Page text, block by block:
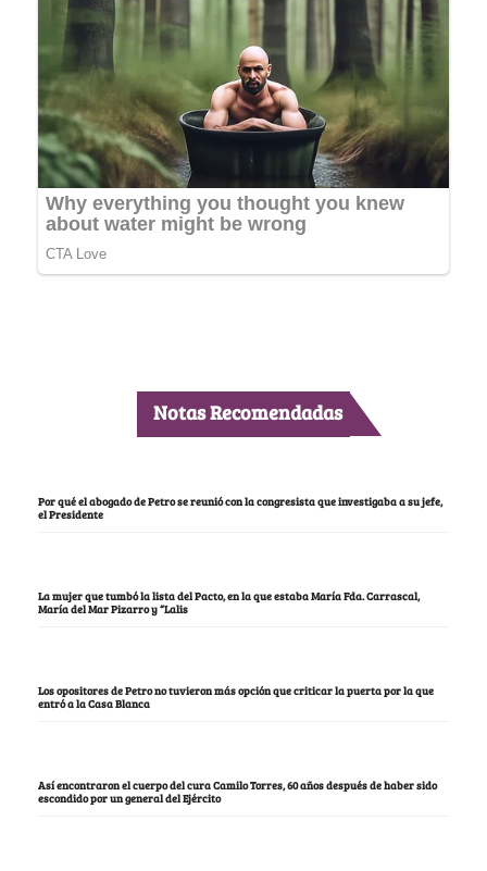
Notas Recomendadas
Por qué el abogado de Petro se reunió con la congresista que investigaba a su jefe,
el Presidente
La mujer que tumbó la lista del Pacto, en la que estaba María Fda. Carrascal,
María del Mar Pizarro y “Lalis
Los opositores de Petro no tuvieron más opción que criticar la puerta por la que
entró a la Casa Blanca
Así encontraron el cuerpo del cura Camilo Torres, 60 años después de haber sido
escondido por un general del Ejército